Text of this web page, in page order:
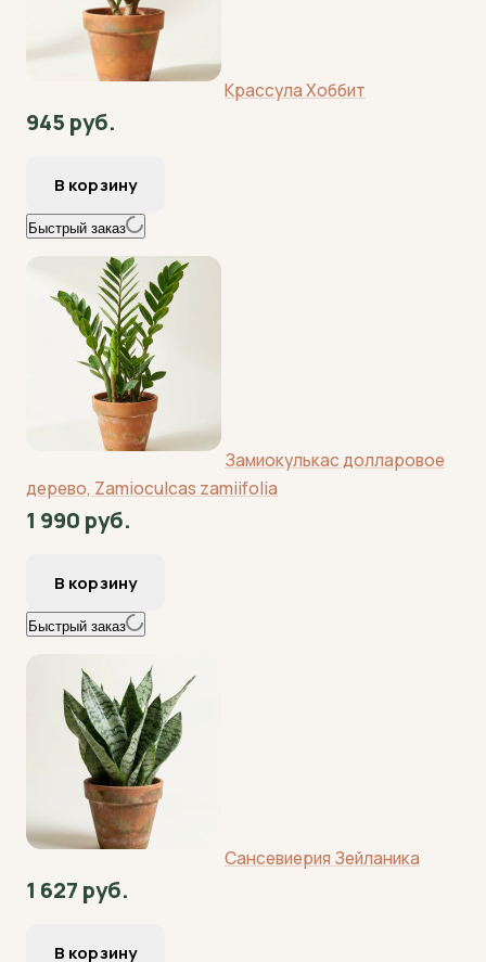
Крассула Хоббит
945 руб.
Быстрый заказ
Замиокулькас долларовое
дерево, Zamioculcas zamiifolia
1 990 руб.
Быстрый заказ
Сансевиерия Зейланика
1 627 руб.